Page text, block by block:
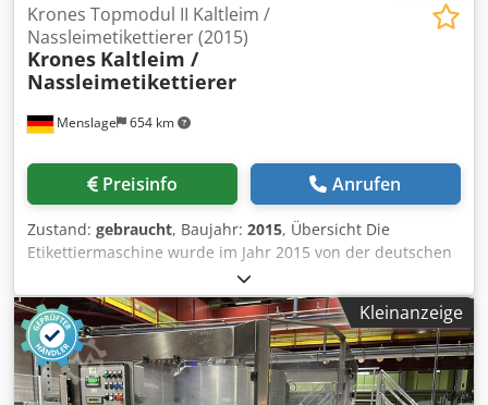
Menslage 654 km
Krones Topmodul II Kaltleim /
Nassleimetikettierer (2015)
Krones Kaltleim /
Nassleimetikettierer
Preisinfo Anrufen
Zustand: gebraucht, Baujahr: 2015, Übersicht Die
Etikettiermaschine wurde im Jahr 2015 von der deutschen
Firma Krones hergestellt. Sie ist noch in Betrieb und
befindet sich bei einem deutschen
Mineralienunternehmen. Da der Vorbesitzer in eine neue
Maschine investiert, ist diese Maschine zu verkaufen. Die
Maschine ist mit Greiferanläufen ausgestattet, die es
erlauben, viele Formate zu verarbeiten und geringe
Kleinanzeige